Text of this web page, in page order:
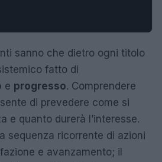
sanno che dietro ogni titolo
fatto di
e progresso. Comprendere
di prevedere come si
e quanto durerà l’interesse.
sequenza ricorrente di azioni
e avanzamento; il